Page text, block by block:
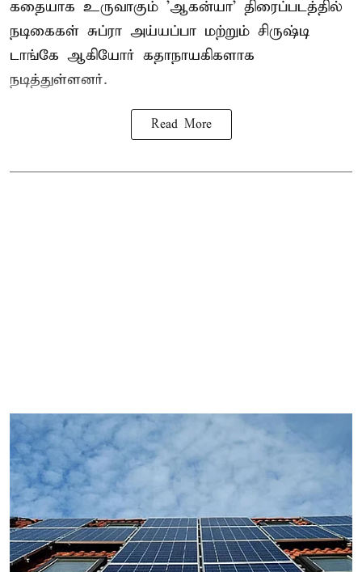
கதையாக உருவாகும் 'ஆகன்யா' திரைப்படத்தில்
நடிகைகள் சுப்ரா அய்யப்பா மற்றும் சிருஷ்டி
டாங்கே ஆகியோர் கதாநாயகிகளாக
நடித்துள்ளனர்.
Read More